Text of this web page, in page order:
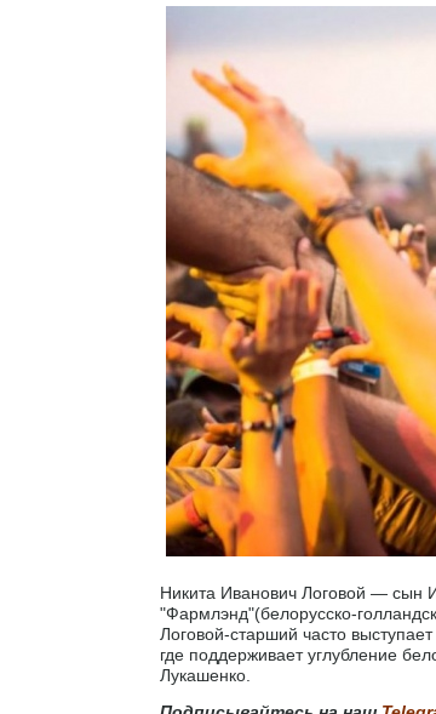
Никита Иванович Логовой — сын
"Фармлэнд"(белорусско-
Логовой-старший часто
где поддерживает углубление
Лукашенко.